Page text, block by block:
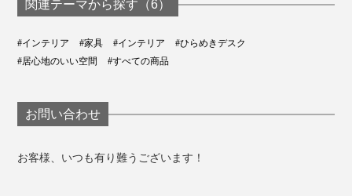
関連テーマから探す（6）
#インテリア #家具 #インテリア
#ひらめきデスク
#居心地のいい空間
#すべての商品
お問い合わせ
お客様、いつも有り難うございます！